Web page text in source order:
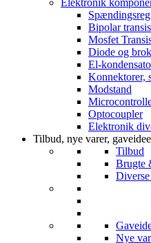
Elektronik
Bipolar
Mosfet
Diode og
El-
Konnektorer,
Modstand
Optocoupler
Elektronik
Tilbud, nye varer,
Tilbud
Brugte
Nye